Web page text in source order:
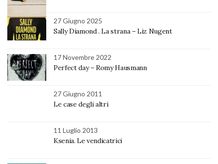
27 Giugno 2025
Sally Diamond . La strana – Liz Nugent
17 Novembre 2022
Perfect day – Romy Hausmann
27 Giugno 2011
Le case degli altri
11 Luglio 2013
Ksenia. Le vendicatrici